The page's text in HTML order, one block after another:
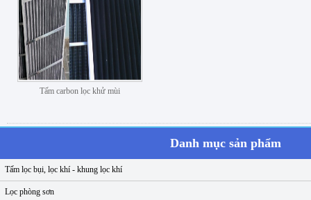
Tấm carbon lọc khử mùi
Danh mục sản phẩm
Tấm lọc bụi, lọc khí - khung lọc khí
Lọc phòng sơn